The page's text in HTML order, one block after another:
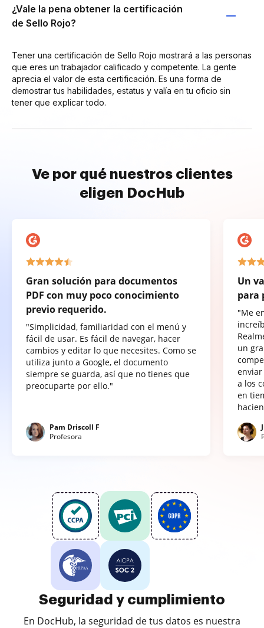
¿Vale la pena obtener la certificación
de Sello Rojo?
Tener una certificación de Sello Rojo mostrará a las personas
que eres un trabajador calificado y competente. La gente
aprecia el valor de esta certificación. Es una forma de
demostrar tus habilidades, estatus y valía en tu oficio sin
tener que explicar todo.
Ve por qué nuestros clientes
eligen DocHub
Gran solución para documentos
PDF con muy poco conocimiento
previo requerido.
"Simplicidad, familiaridad con el menú y
fácil de usar. Es fácil de navegar, hacer
cambios y editar lo que necesites. Como se
utiliza junto a Google, el documento
siempre se guarda, así que no tienes que
preocuparte por ello."
Pam Driscoll F
Profesora
Un
para
"Me
un
a los
en
Seguridad y cumplimiento
En DocHub, la seguridad de tus datos es nuestra